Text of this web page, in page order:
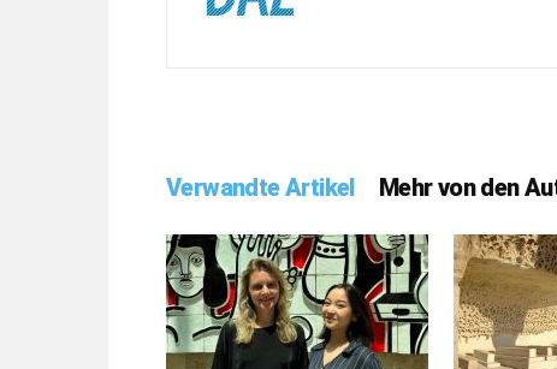
Verwandte Artikel Mehr von den